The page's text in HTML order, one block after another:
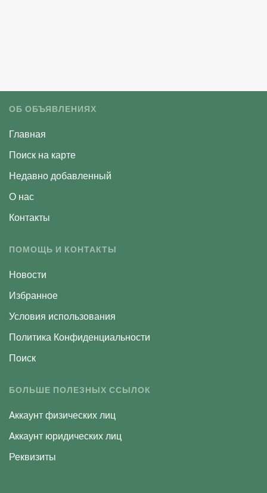
ОБ ОБЪЯВЛЕНИЯХ
Главная
Поиск на карте
Недавно добавленный
О нас
Контакты
ПОМОЩЬ И КОНТАКТЫ
Новости
Избранное
Условия использования
Политика Конфиденциальности
Поиск
БОЛЬШЕ ПОЛЕЗНЫХ ССЫЛОК
Aккаунт физических лиц
Aккаунт юридических лиц
Реквизиты